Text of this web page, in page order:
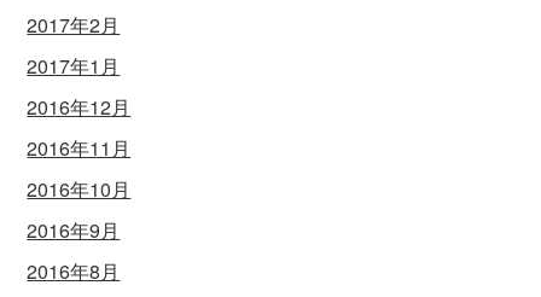
2017年2月
2017年1月
2016年12月
2016年11月
2016年10月
2016年9月
2016年8月